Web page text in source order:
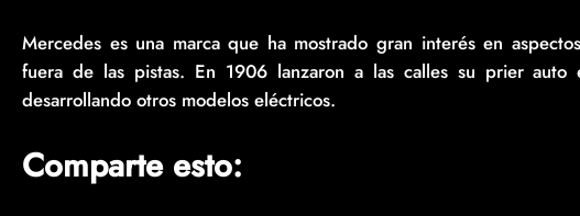
Mercedes es una marca que ha mostrado gran interés en
fuera de las pistas. En 1906 lanzaron a las calles su prier auto
desarrollando otros modelos eléctricos.
Comparte esto: